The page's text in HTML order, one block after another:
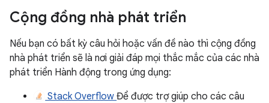
Cộng đồng nhà phát triển
Nếu bạn có bất kỳ câu hỏi hoặc vấn đề nào thì cộng đồng
nhà phát triển sẽ là nơi giải đáp mọi thắc mắc của các nhà
phát triển Hành động trong ứng dụng:
Stack OverflowĐể được trợ giúp cho các câu